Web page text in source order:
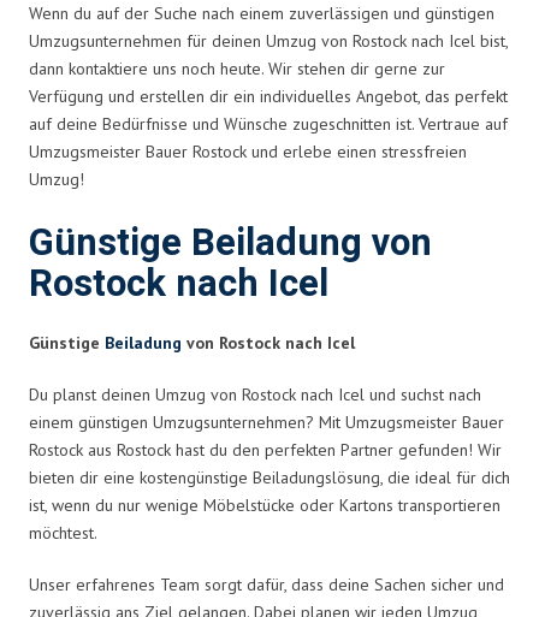
Wenn du auf der Suche nach einem zuverlässigen und günstigen
Umzugsunternehmen für deinen Umzug von Rostock nach Icel bist,
dann kontaktiere uns noch heute. Wir stehen dir gerne zur
Verfügung und erstellen dir ein individuelles Angebot, das perfekt
auf deine Bedürfnisse und Wünsche zugeschnitten ist. Vertraue auf
Umzugsmeister Bauer Rostock und erlebe einen stressfreien
Umzug!
Günstige Beiladung von
Rostock nach Icel
Günstige Beiladung von Rostock nach Icel
Du planst deinen Umzug von Rostock nach Icel und suchst nach
einem günstigen Umzugsunternehmen? Mit Umzugsmeister Bauer
Rostock aus Rostock hast du den perfekten Partner gefunden! Wir
bieten dir eine kostengünstige Beiladungslösung, die ideal für dich
ist, wenn du nur wenige Möbelstücke oder Kartons transportieren
möchtest.
Unser erfahrenes Team sorgt dafür, dass deine Sachen sicher und
zuverlässig ans Ziel gelangen. Dabei planen wir jeden Umzug